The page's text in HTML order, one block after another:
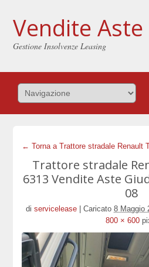
Vendite
Gestione Insolvenze Leasing
← Torna a Trattore stradale Renault
Trattore stradale
6313 Vendite Aste
08
di servicelease Caricato 8 Maggio
800 × 600